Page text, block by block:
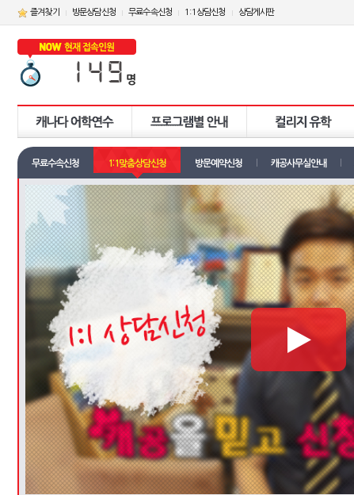
즐겨찾기 방문상담신청 무료수속신청 1:1상담신청 상담게시판
무료수속신청 1:1맞춤상담신청 방문예약신청 캐공사무실안내